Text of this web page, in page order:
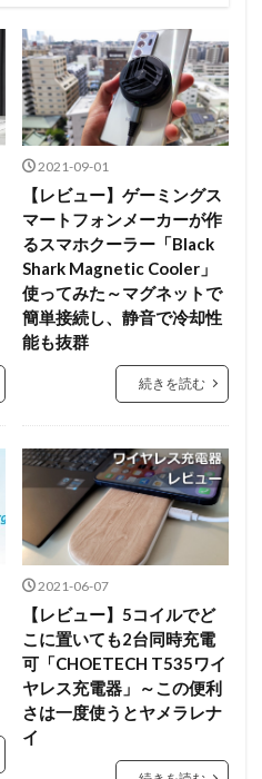
2021-09-01
【レビュー】ゲーミングス
マートフォンメーカーが作
るスマホクーラー「Black
Shark Magnetic Cooler」
使ってみた～マグネットで
簡単接続し、静音で冷却性
能も抜群
続きを読む
2021-06-07
【レビュー】5コイルでど
こに置いても2台同時充電
可「CHOETECH T535ワイ
ヤレス充電器」～この便利
さは一度使うとヤメラレナ
イ